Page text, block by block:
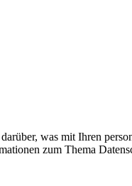
was mit Ihren
zum Thema